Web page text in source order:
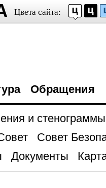
Цвета сайта:
Обращения
и стенограммы
Совет
Документы